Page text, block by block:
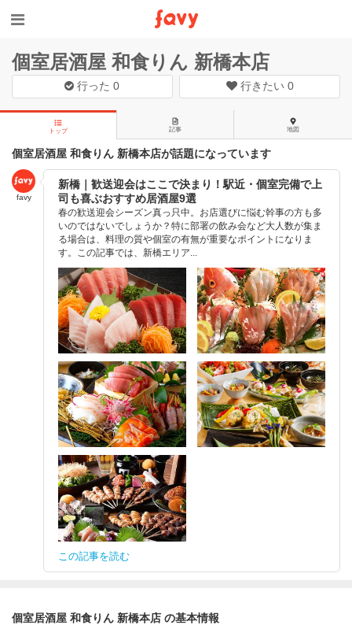
個室居酒屋 和食りん 新橋本店
行った0 行きたい 0
トップ 記事 地図
個室居酒屋 和食りん 新橋本店が話題になっています
favy
新橋｜歓送迎会はここで決まり！駅近・個室完備で上
司も喜ぶおすすめ居酒屋9選
春の歓送迎会シーズン真っ只中。お店選びに悩む幹事の方も多
いのではないでしょうか？特に部署の飲み会など大人数が集ま
る場合は、料理の質や個室の有無が重要なポイントになりま
す。この記事では、新橋エリア...
この記事を読む
個室居酒屋 和食りん 新橋本店 の基本情報